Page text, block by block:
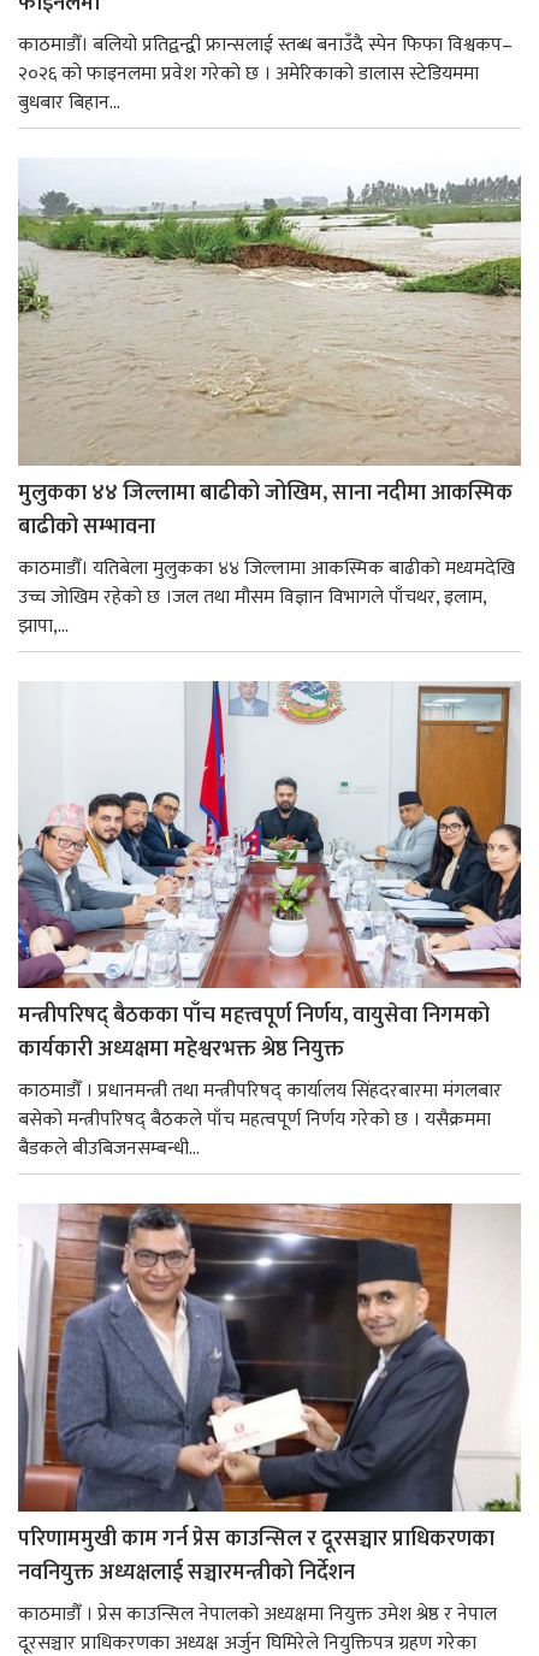
काठमाडौँ। बलियो प्रतिद्वन्द्वी फ्रान्सलाई स्तब्ध बनाउँदै स्पेन फिफा विश्वकप–
२०२६ को फाइनलमा प्रवेश गरेको छ । अमेरिकाको डालास स्टेडियममा
बुधबार बिहान...
मुलुकका ४४ जिल्लामा बाढीको जोखिम, साना नदीमा आकस्मिक
बाढीको सम्भावना
काठमाडौँ। यतिबेला मुलुकका ४४ जिल्लामा आकस्मिक बाढीको मध्यमदेखि
उच्च जोखिम रहेको छ ।जल तथा मौसम विज्ञान विभागले पाँचथर, इलाम,
झापा,...
मन्त्रीपरिषद् बैठकका पाँच महत्त्वपूर्ण निर्णय, वायुसेवा निगमको
कार्यकारी अध्यक्षमा महेश्वरभक्त श्रेष्ठ नियुक्त
काठमाडौँ । प्रधानमन्त्री तथा मन्त्रीपरिषद् कार्यालय सिंहदरबारमा मंगलबार
बसेको मन्त्रीपरिषद् बैठकले पाँच महत्वपूर्ण निर्णय गरेको छ । यसैक्रममा
बैडकले बीउबिजनसम्बन्धी...
परिणाममुखी काम गर्न प्रेस काउन्सिल र दूरसञ्चार प्राधिकरणका
नवनियुक्त अध्यक्षलाई सञ्चारमन्त्रीको निर्देशन
काठमाडौँ । प्रेस काउन्सिल नेपालको अध्यक्षमा नियुक्त उमेश श्रेष्ठ र नेपाल
दूरसञ्चार प्राधिकरणका अध्यक्ष अर्जुन घिमिरेले नियुक्तिपत्र ग्रहण गरेका